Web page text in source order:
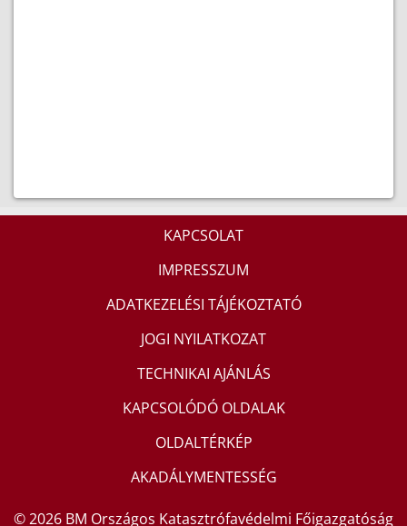
KAPCSOLAT
IMPRESSZUM
ADATKEZELÉSI TÁJÉKOZTATÓ
JOGI NYILATKOZAT
TECHNIKAI AJÁNLÁS
KAPCSOLÓDÓ OLDALAK
OLDALTÉRKÉP
AKADÁLYMENTESSÉG
© 2026 BM Országos Katasztrófavédelmi Főigazgatóság